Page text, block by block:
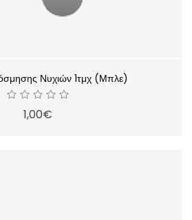
Νυχιών 1τμχ (Μπλε)
1,00€